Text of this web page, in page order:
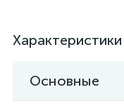
Характеристики
Основные